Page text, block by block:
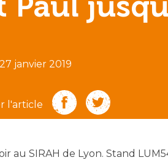
27 janvier 2019
l'article
au SIRAH de Lyon. Stand